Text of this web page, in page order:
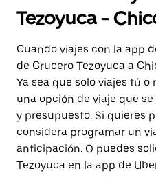
Tezoyuca -
Cuando viajes con la app
de Crucero Tezoyuca a
Ya sea que solo viajes tú
una opción de viaje que
y presupuesto. Si quieres
considera programar un
anticipación. O puedes
Tezoyuca en la app de